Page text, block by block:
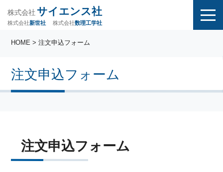
株式会社 サイエンス社
株式会社新世社 株式会社数理工学社
注文申込フォーム
HOME > 注文申込フォーム
注文申込フォーム